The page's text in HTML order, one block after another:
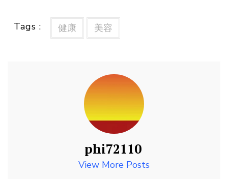
Tags : 健康 美容
phi72110
View More Posts